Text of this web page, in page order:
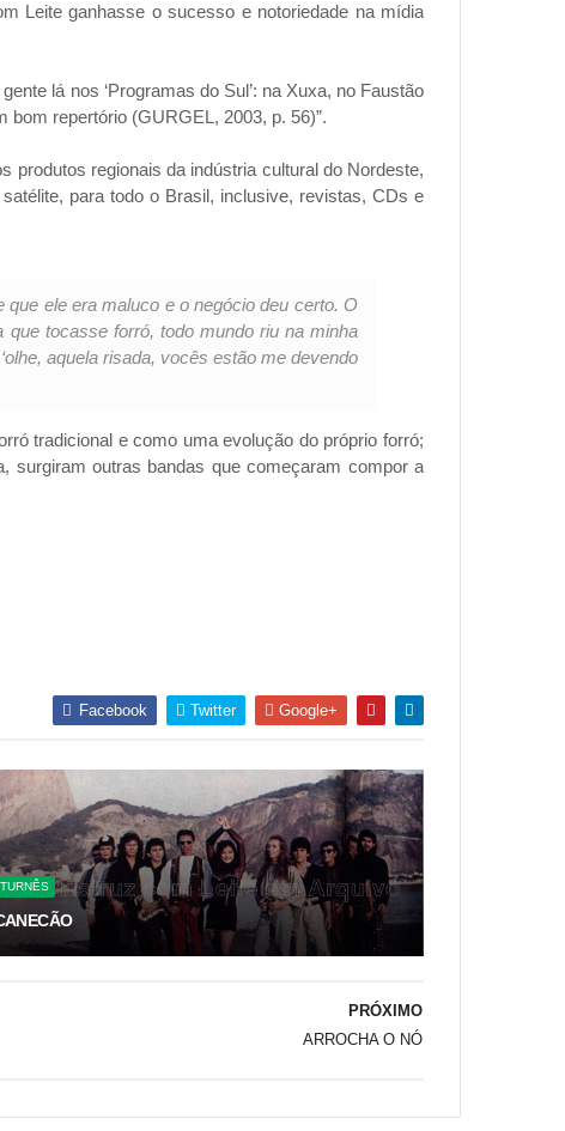
Leite ganhasse o sucesso e notoriedade na mídia
lá nos ‘Programas do Sul’: na Xuxa, no Faustão
bom repertório (GURGEL, 2003, p. 56)”.
produtos regionais da indústria cultural do Nordeste,
para todo o Brasil, inclusive, revistas, CDs e
ele era maluco e o negócio deu certo. O
tocasse forró, todo mundo riu na minha
aquela risada, vocês estão me devendo
tradicional e como uma evolução do próprio forró;
surgiram outras bandas que começaram compor a
Facebook Twitter Google+
TURNÊS
PRÓXIMO
ARROCHA O NÓ